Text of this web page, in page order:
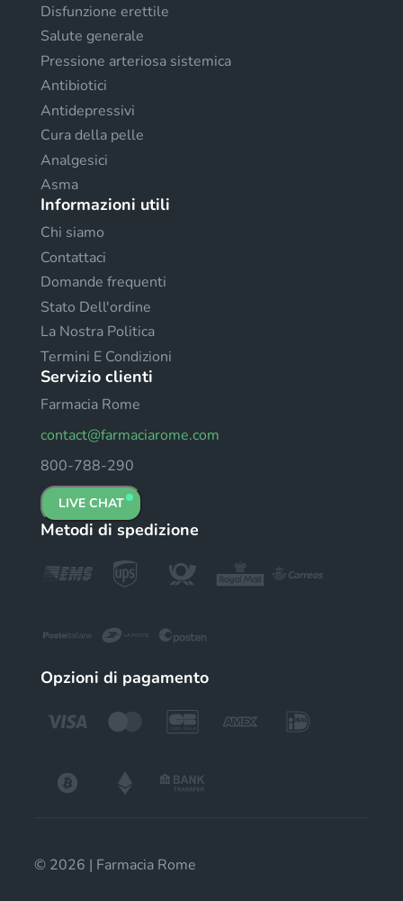
Disfunzione erettile
Salute generale
Pressione arteriosa sistemica
Antibiotici
Antidepressivi
Cura della pelle
Analgesici
Asma
Informazioni utili
Chi siamo
Contattaci
Domande frequenti
Stato Dell'ordine
La Nostra Politica
Termini E Condizioni
Servizio clienti
Farmacia Rome
contact@farmaciarome.com
800-788-290
LIVE CHAT
Metodi di spedizione
Opzioni di pagamento
© 2026 | Farmacia Rome